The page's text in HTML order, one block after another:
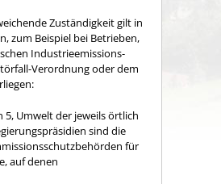
Zuständigkeit gilt in
zum Beispiel bei Betrieben,
Industrieemissions-
Verordnung oder dem
5, Umwelt der jeweils örtlich
sind die
für
auf denen